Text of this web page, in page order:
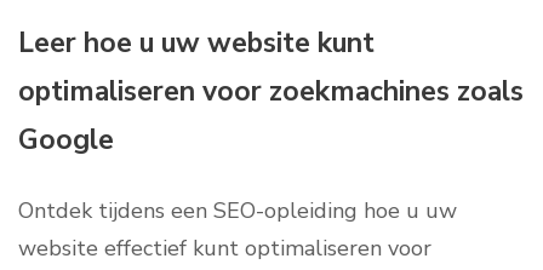
Leer hoe u uw website kunt
optimaliseren voor zoekmachines zoals
Google
Ontdek tijdens een SEO-opleiding hoe u uw
website effectief kunt optimaliseren voor